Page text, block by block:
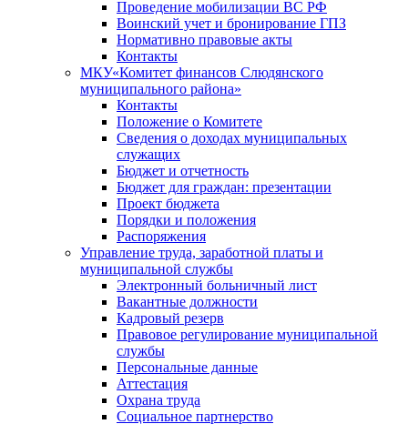
Проведение мобилизации ВС РФ
Воинский учет и бронирование ГПЗ
Нормативно правовые акты
Контакты
МКУ«Комитет финансов Слюдянского
муниципального района»
Контакты
Положение о Комитете
Сведения о доходах муниципальных
служащих
Бюджет и отчетность
Бюджет для граждан: презентации
Проект бюджета
Порядки и положения
Распоряжения
Управление труда, заработной платы и
муниципальной службы
Электронный больничный лист
Вакантные должности
Кадровый резерв
Правовое регулирование муниципальной
службы
Персональные данные
Аттестация
Охрана труда
Социальное партнерство